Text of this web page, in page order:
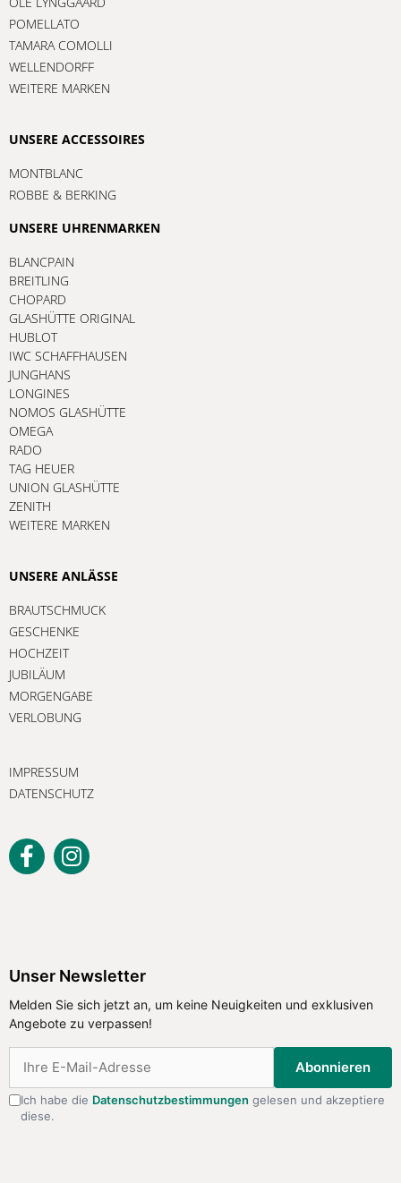
POMELLATO
TAMARA COMOLLI
WELLENDORFF
WEITERE MARKEN
UNSERE ACCESSOIRES
MONTBLANC
ROBBE & BERKING
UNSERE UHRENMARKEN
BLANCPAIN
BREITLING
CHOPARD
GLASHÜTTE ORIGINAL
HUBLOT
IWC SCHAFFHAUSEN
JUNGHANS
LONGINES
NOMOS GLASHÜTTE
OMEGA
RADO
TAG HEUER
UNION GLASHÜTTE
ZENITH
WEITERE MARKEN
UNSERE ANLÄSSE
BRAUTSCHMUCK
GESCHENKE
HOCHZEIT
JUBILÄUM
MORGENGABE
VERLOBUNG
IMPRESSUM
DATENSCHUTZ
Unser Newsletter
Melden Sie sich jetzt an, um keine Neuigkeiten und exklusiven
Angebote zu verpassen!
Abonnieren
Ich habe die Datenschutzbestimmungen gelesen und akzeptiere
diese.
zu verpassen!
Abonnieren